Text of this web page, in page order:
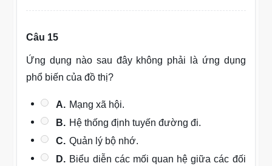
Câu 15
Ứng dụng nào sau đây không phải là ứng dụng
phổ biến của đồ thị?
A. Mạng xã hội.
B. Hệ thống định tuyến đường đi.
C. Quản lý bộ nhớ.
D. Biểu diễn các mối quan hệ giữa các đối